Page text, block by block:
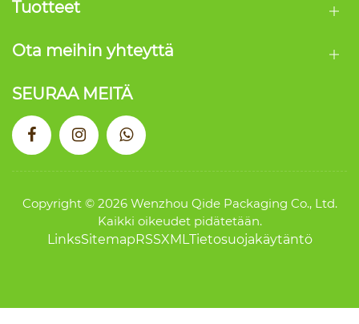
Tuotteet
Ota meihin yhteyttä
SEURAA MEITÄ
Copyright © 2026 Wenzhou Qide Packaging Co., Ltd.
Kaikki oikeudet pidätetään.
LinksSitemapRSSXML Tietosuojakäytäntö